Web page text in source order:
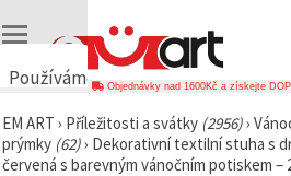
Používáme
🍪
Používáme
cookies a
Objednávky nad 1600Kč a získejte
EM ART › Příležitosti a svátky (2956)›
prýmky (62)› Dekorativní textilní stuha s
červená s barevným vánočním potiskem –